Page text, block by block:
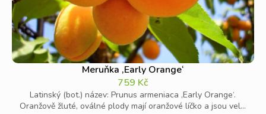
Meruňka ‚Early Orange‘
759 Kč
Latinský (bot.) název: Prunus armeniaca ‚Early Orange‘.
Oranžově žluté, oválné plody mají oranžové líčko a jsou vel...